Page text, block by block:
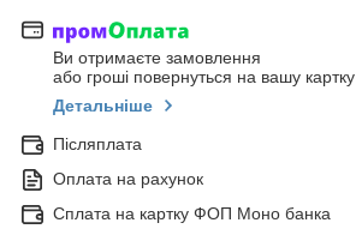
Ви отримаєте замовлення
або гроші повернуться на вашу картку
Детальніше
Післяплата
Оплата на рахунок
Сплата на картку ФОП Моно банка